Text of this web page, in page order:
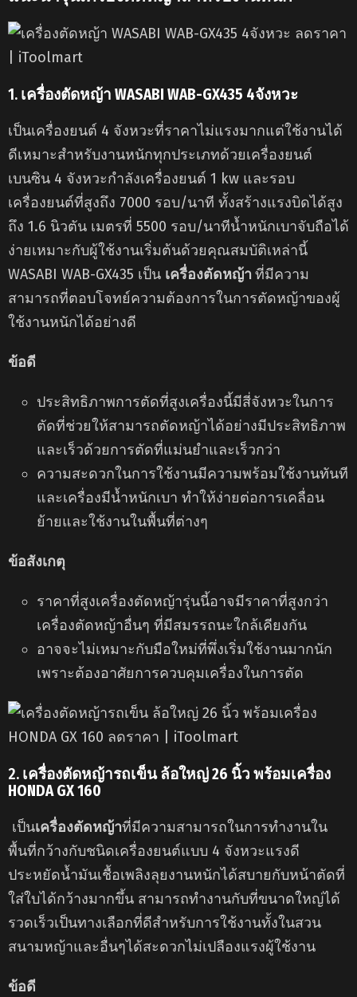
1. เครื่องตัดหญ้า WASABI WAB-GX435 4จังหวะ
เป็นเครื่องยนต์ 4 จังหวะที่ราคาไม่แรงมากแต่ใช้งานได้
ดีเหมาะสำหรับงานหนักทุกประเภทด้วยเครื่องยนต์
เบนซิน 4 จังหวะกำลังเครื่องยนต์ 1 kw และรอบ
เครื่องยนต์ที่สูงถึง 7000 รอบ/นาที ทั้งสร้างแรงบิดได้สูง
ถึง 1.6 นิวตัน เมตรที่ 5500 รอบ/นาทีน้ำหนักเบาจับถือได้
ง่ายเหมาะกับผู้ใช้งานเริ่มต้นด้วยคุณสมบัติเหล่านี้
WASABI WAB-GX435 เป็น เครื่องตัดหญ้าที่มีความ
สามารถที่ตอบโจทย์ความต้องการในการตัดหญ้าของผู้
ใช้งานหนักได้อย่างดี
ข้อดี
ประสิทธิภาพการตัดที่สูงเครื่องนี้มีสี่จังหวะในการ
ตัดที่ช่วยให้สามารถตัดหญ้าได้อย่างมีประสิทธิภาพ
และเร็วด้วยการตัดที่แม่นยำและเร็วกว่า
ความสะดวกในการใช้งานมีความพร้อมใช้งานทันที
และเครื่องมีน้ำหนักเบา ทำให้ง่ายต่อการเคลื่อน
ย้ายและใช้งานในพื้นที่ต่างๆ
ข้อสังเกตุ
ราคาที่สูงเครื่องตัดหญ้ารุ่นนี้อาจมีราคาที่สูงกว่า
เครื่องตัดหญ้าอื่นๆ ที่มีสมรรถนะใกล้เคียงกัน
อาจจะไม่เหมาะกับมือใหม่ที่พึ่งเริ่มใช้งานมากนัก
เพราะต้องอาศัยการควบคุมเครื่องในการตัด
2. เครื่องตัดหญ้ารถเข็น ล้อใหญ่ 26 นิ้ว พร้อมเครื่อง
HONDA GX 160
เป็นเครื่องตัดหญ้าที่มีความสามารถในการทำงานใน
พื้นที่กว้างกับชนิดเครื่องยนต์แบบ 4 จังหวะแรงดี
ประหยัดน้ำมันเชื้อเพลิงลุยงานหนักได้สบายกับหน้าตัดที่
ใส่ใบได้กว้างมากขึ้น สามารถทำงานกับที่ขนาดใหญ่ได้
รวดเร็วเป็นทางเลือกที่ดีสำหรับการใช้งานทั้งในสวน
สนามหญ้าและอื่นๆได้สะดวกไม่เปลืองแรงผู้ใช้งาน
ข้อดี